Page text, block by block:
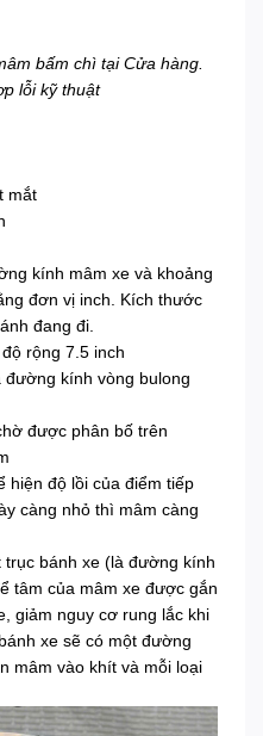
bấm chì tại Cửa hàng.
lỗi kỹ thuật
mắt
kính mâm xe và khoảng
đơn vị inch. Kích thước
đang đi.
rộng 7.5 inch
đường kính vòng bulong
được phân bố trên
hiện độ lồi của điểm tiếp
càng nhỏ thì mâm càng
bánh xe (là đường kính
tâm của mâm xe được gắn
giảm nguy cơ rung lắc khi
xe sẽ có một đường
mâm vào khít và mỗi loại